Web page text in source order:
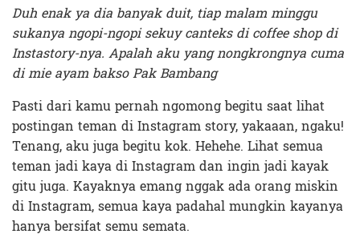
Duh enak ya dia banyak duit, tiap malam minggu
sukanya ngopi-ngopi sekuy canteks di coffee shop di
Instastory-nya. Apalah aku yang nongkrongnya cuma
di mie ayam bakso Pak Bambang
Pasti dari kamu pernah ngomong begitu saat lihat
postingan teman di Instagram story, yakaaan, ngaku!
Tenang, aku juga begitu kok. Hehehe. Lihat semua
teman jadi kaya di Instagram dan ingin jadi kayak
gitu juga. Kayaknya emang nggak ada orang miskin
di Instagram, semua kaya padahal mungkin kayanya
hanya bersifat semu semata.